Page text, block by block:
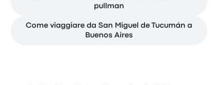
pullman
Come viaggiare da San Miguel de Tucumán a
Buenos Aires